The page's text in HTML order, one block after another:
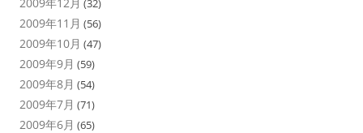
(32)
2009年11月 (56)
2009年10月 (47)
2009年9月 (59)
2009年8月 (54)
2009年7月 (71)
2009年6月 (65)